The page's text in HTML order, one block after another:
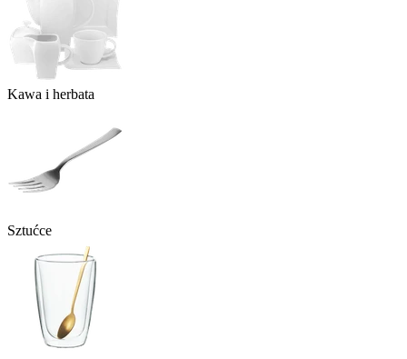
Kawa i herbata
Sztućce